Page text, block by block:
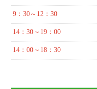
9：30～12：30
14：30～19：00
14：00～18：30